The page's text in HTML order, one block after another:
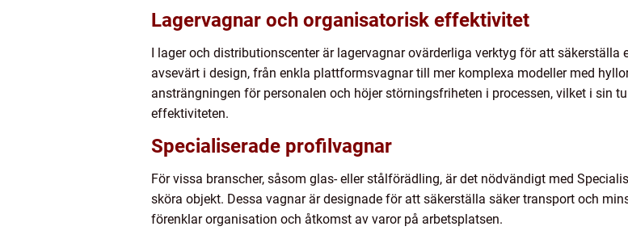
Lagervagnar och organisatorisk effektivitet
I lager och distributionscenter är lagervagnar ovärderliga verktyg för att
avsevärt i design, från enkla plattformsvagnar till mer komplexa modeller med
ansträngningen för personalen och höjer störningsfriheten i processen, vilket i sin
effektiviteten.
Specialiserade profilvagnar
För vissa branscher, såsom glas- eller stålförädling, är det nödvändigt med
sköra objekt. Dessa vagnar är designade för att säkerställa säker transport och
förenklar organisation och åtkomst av varor på arbetsplatsen.